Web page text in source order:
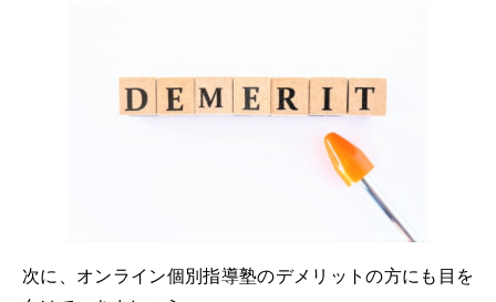
次に、オンライン個別指導塾のデメリットの方にも目を